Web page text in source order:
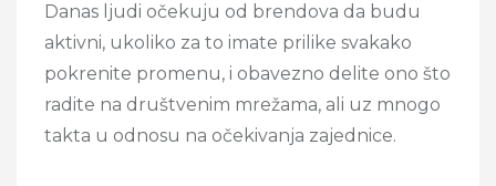
Danas ljudi očekuju od brendova da budu
aktivni, ukoliko za to imate prilike svakako
pokrenite promenu, i obavezno delite ono što
radite na društvenim mrežama, ali uz mnogo
takta u odnosu na očekivanja zajednice.